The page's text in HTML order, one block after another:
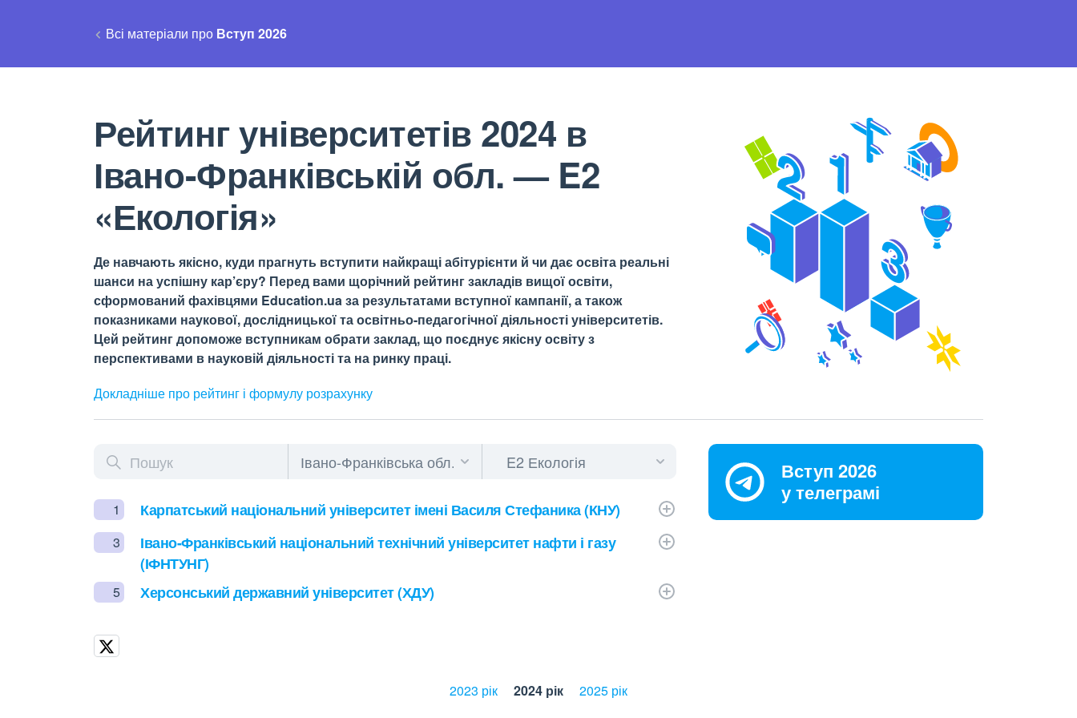
Всі матеріали про Вступ 2026
Рейтинг університетів 2024 в
Івано-Франківській обл. — E2
«Екологія»
Де навчають якісно, куди прагнуть вступити найкращі абітурієнти й чи дає освіта реальні
шанси на успішну кар’єру? Перед вами щорічний рейтинг закладів вищої освіти,
сформований фахівцями Education.ua за результатами вступної кампанії, а також
показниками наукової, дослідницької та освітньо-педагогічної діяльності університетів.
Цей рейтинг допоможе вступникам обрати заклад, що поєднує якісну освіту з
перспективами в науковій діяльності та на ринку праці.
Докладніше про рейтинг і формулу розрахунку
1 Карпатський національний університет імені Василя Стефаника (КНУ)
3
Івано-Франківський національний технічний університет нафти і газу
(ІФНТУНГ)
5 Херсонський державний університет (ХДУ)
Вступ 2026
у телеграмі
2023 рік 2024 рік 2025 рік